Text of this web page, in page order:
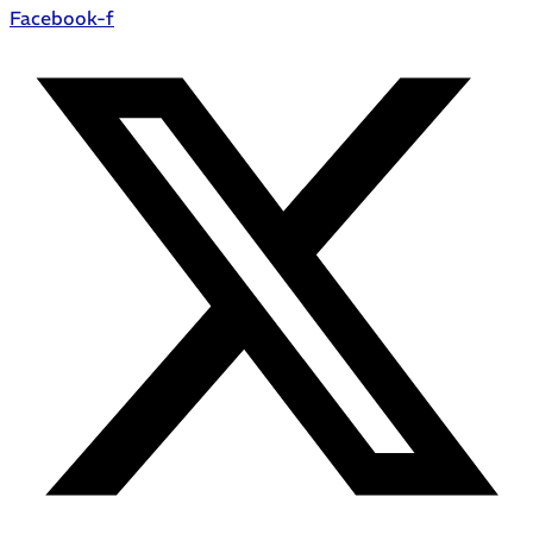
Facebook-f